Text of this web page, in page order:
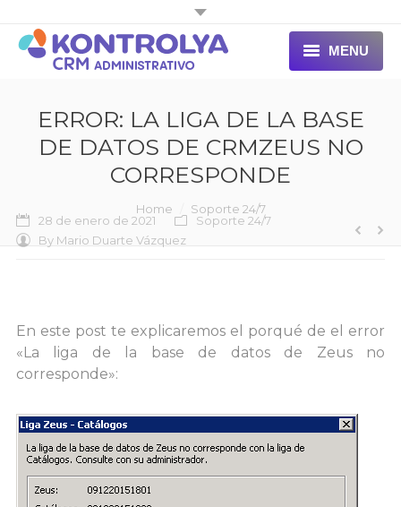
MENU
ERROR: LA LIGA DE LA BASE
DE DATOS DE CRMZEUS NO
CORRESPONDE
Home
Soporte 24/7
28 de enero de 2021
Soporte 24/7
By Mario Duarte Vázquez
En este post te explicaremos el porqué de el error
«La liga de la base de datos de Zeus no
corresponde»: